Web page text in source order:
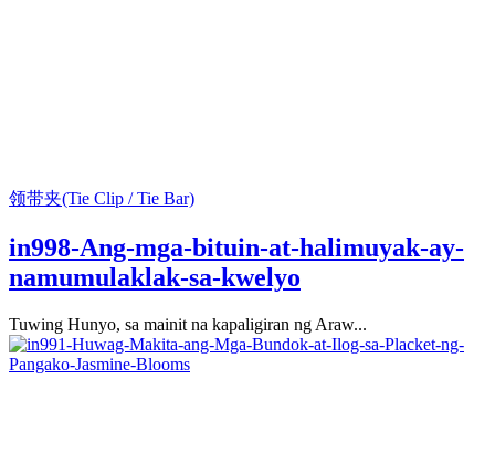
领带夹(Tie Clip / Tie Bar)
in998-Ang-mga-bituin-at-halimuyak-ay-
namumulaklak-sa-kwelyo
Tuwing Hunyo, sa mainit na kapaligiran ng Araw...